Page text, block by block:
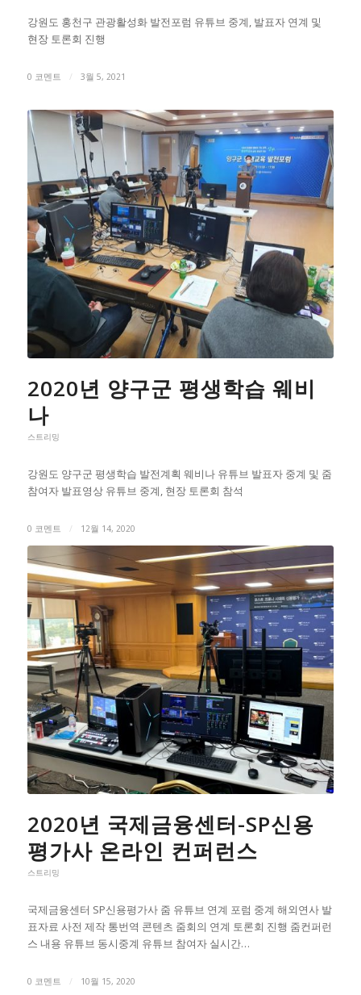
강원도 홍천구 관광활성화 발전포럼 유튜브 중계, 발표자 연계 및
현장 토론회 진행
0 코멘트 / 3월 5, 2021
2020년 양구군 평생학습 웨비
나
스트리밍
강원도 양구군 평생학습 발전계획 웨비나 유튜브 발표자 중계 및 줌
참여자 발표영상 유튜브 중계, 현장 토론회 참석
0 코멘트 / 12월 14, 2020
2020년 국제금융센터-SP신용
평가사 온라인 컨퍼런스
스트리밍
국제금융센터 SP신용평가사 줌 유튜브 연계 포럼 중계 해외연사 발
표자료 사전 제작 통번역 콘텐츠 줌회의 연계 토론회 진행 줌컨퍼런
스 내용 유튜브 동시중계 유튜브 참여자 실시간…
0 코멘트 / 10월 15, 2020